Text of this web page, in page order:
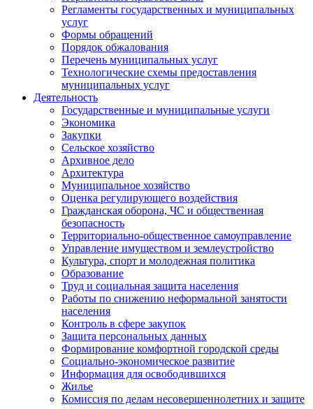
Регламенты государственных и муниципальных
услуг
Формы обращений
Порядок обжалования
Перечень муниципальных услуг
Технологические схемы предоставления
муниципальных услуг
Деятельность
Государственные и муниципальные услуги
Экономика
Закупки
Сельское хозяйство
Архивное дело
Архитектура
Муниципальное хозяйство
Оценка регулирующего воздействия
Гражданская оборона, ЧС и общественная
безопасность
Территориально-общественное самоуправление
Управление имуществом и землеустройство
Культура, спорт и молодежная политика
Образование
Труд и социальная защита населения
Работы по снижению неформальной занятости
населения
Контроль в сфере закупок
Защита персональных данных
Формирование комфортной городской среды
Социально-экономическое развитие
Информация для освободившихся
Жилье
Комиссия по делам несовершеннолетних и защите